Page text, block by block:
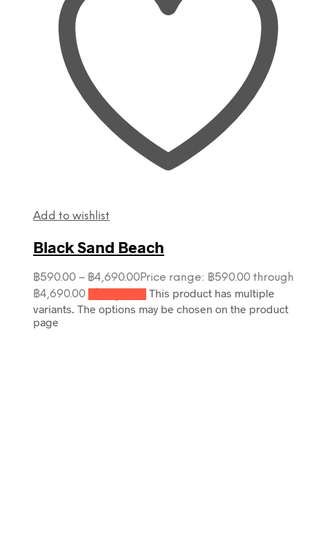
Add to wishlist
Black Sand Beach
฿590.00 – ฿4,690.00Price range: ฿590.00 through
฿4,690.00
This product has multiple
variants. The options may be chosen on the product
page